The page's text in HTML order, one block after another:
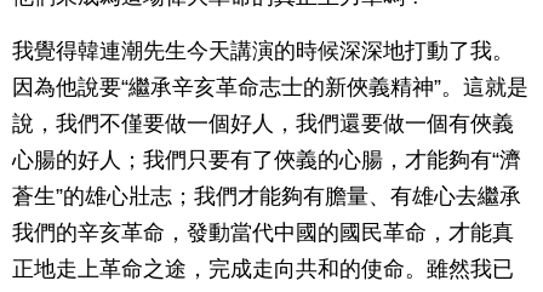
我覺得韓連潮先生今天講演的時候深深地打動了我。
因為他說要“繼承辛亥革命志士的新俠義精神”。這就是
說，我們不僅要做一個好人，我們還要做一個有俠義
心腸的好人；我們只要有了俠義的心腸，才能夠有“濟
蒼生”的雄心壯志；我們才能夠有膽量、有雄心去繼承
我們的辛亥革命，發動當代中國的國民革命，才能真
正地走上革命之途，完成走向共和的使命。雖然我已